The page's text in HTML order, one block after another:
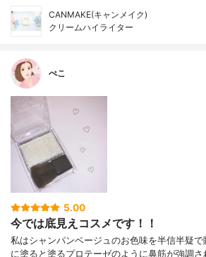
CANMAKE(キャンメイク)
クリームハイライター
ぺこ
5.00
今では底見えコスメです！！
私はシャンパンベージュのお色味を半信半疑で
に塗ると塗るプロテーゼのように鼻筋が強調